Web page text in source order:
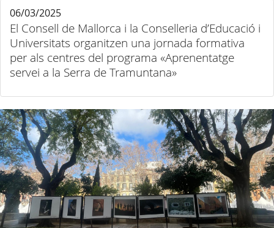
El Consell de Mallorca i la Conselleria d’Educació i
Universitats organitzen una jornada formativa
per als centres del programa «Aprenentatge
servei a la Serra de Tramuntana»
06/03/2025